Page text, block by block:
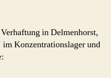
verhaftet
wurde,
in Delmenhorst,
im Konzentrationslager und